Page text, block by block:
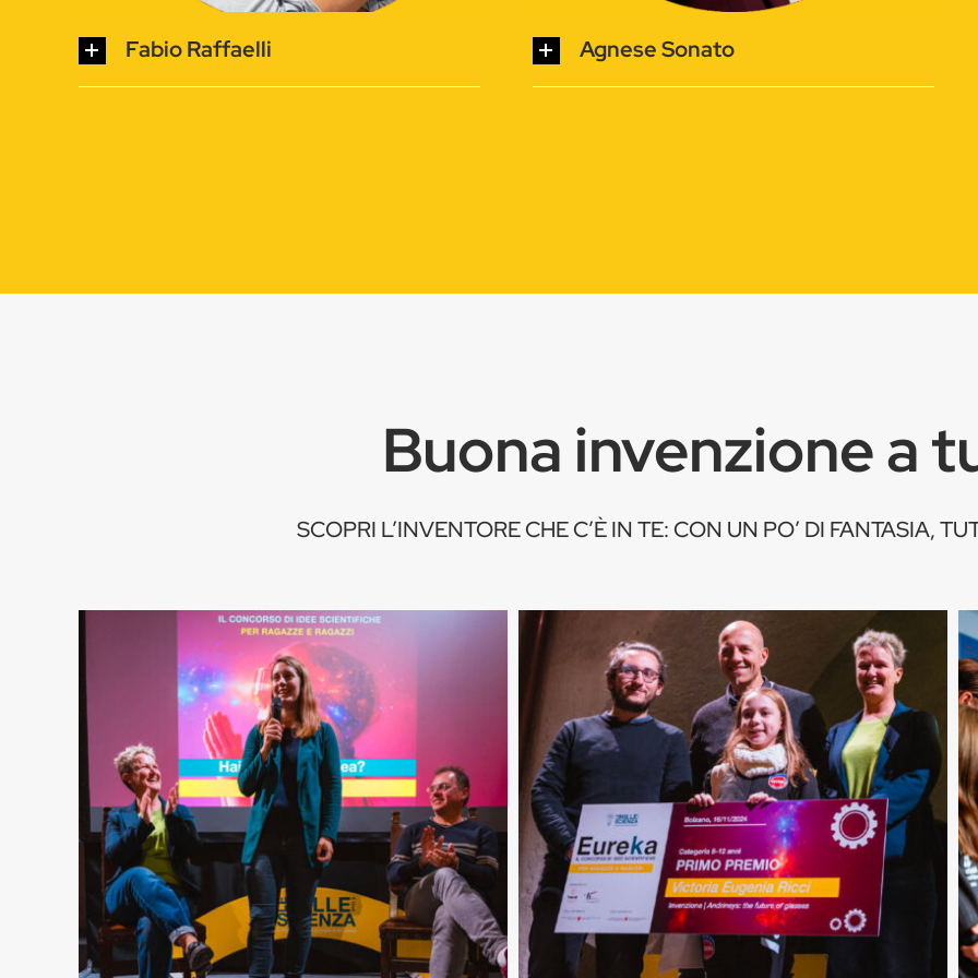
Fabio Raffaelli Agnese Sonato
Buona invenzione a
SCOPRI L’INVENTORE CHE C’È IN TE: CON UN PO’ DI FANTASIA,